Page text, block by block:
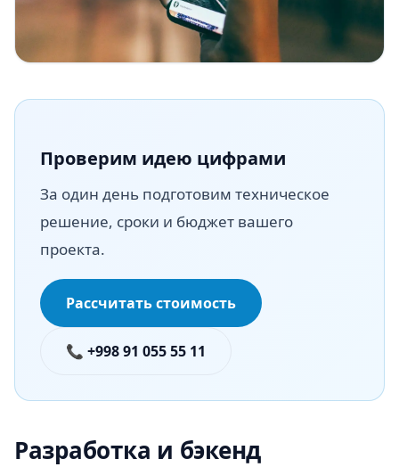
Проверим идею цифрами
За один день подготовим техническое
решение, сроки и бюджет вашего
проекта.
Рассчитать стоимость
📞 +998 91 055 55 11
Разработка и бэкенд